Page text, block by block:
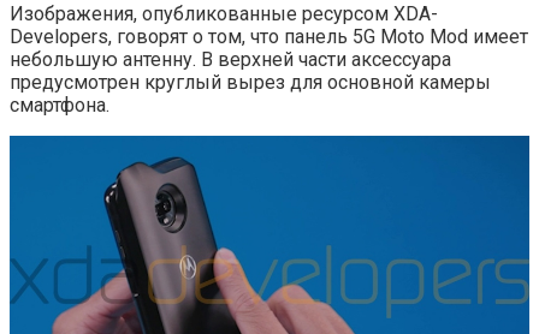
Изображения, опубликованные ресурсом XDA-
Developers, говорят о том, что панель 5G Moto Mod имеет
небольшую антенну. В верхней части аксессуара
предусмотрен круглый вырез для основной камеры
смартфона.